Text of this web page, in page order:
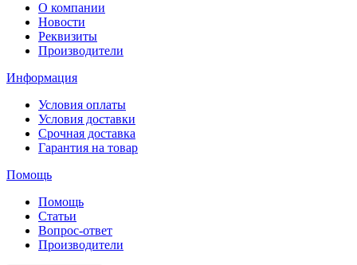
О компании
Новости
Реквизиты
Производители
Информация
Условия оплаты
Условия доставки
Срочная доставка
Гарантия на товар
Помощь
Помощь
Статьи
Вопрос-ответ
Производители